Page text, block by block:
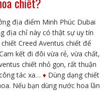
địa điểm Minh Phúc Dubai
địa chỉ này có thật sự uy tín
Creed Aventus chiết để
kết đi đôi vừa rẻ, vừa chất,
chiết nhỏ gọn, rất thuận
tác xa… ♦️Dùng dạng chiết
Nếu bạn dùng nước hoa lần